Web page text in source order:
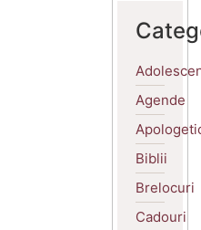
Agende
Biblii
Brelocuri
Cadouri